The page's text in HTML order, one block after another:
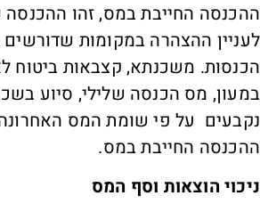
החייבת במס, זהו
ההצהרה במקומות שדורשים
משכנתא, קצבאות ביטוח
מס הכנסה שלילי, סיוע
על פי שומת המס
החייבת במס.
הוצאות וסף המס